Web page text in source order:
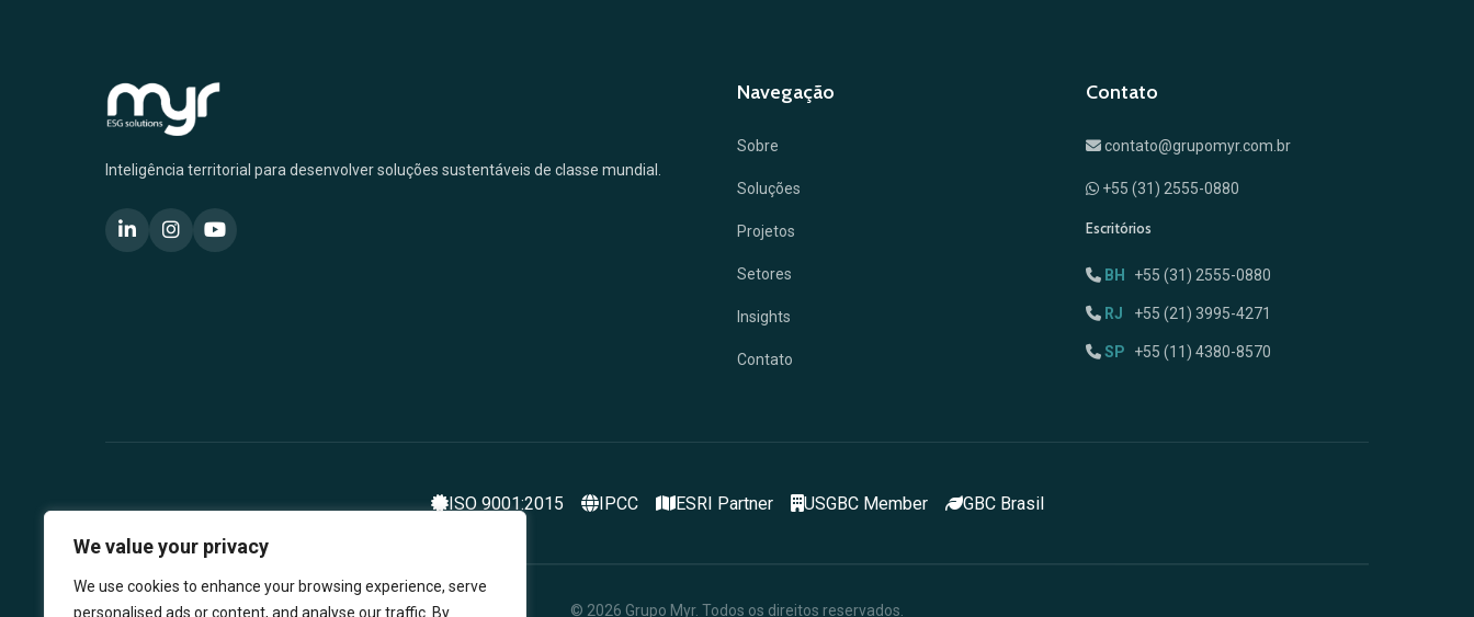
We value your privacy
We use cookies to enhance your browsing experience, serve
personalised ads or content, and analyse our traffic. By
Inteligência territorial para desenvolver soluções sustentáveis de classe mundial.
Navegação
Sobre
Soluções
Projetos
Setores
Insights
Contato
Contato
contato@grupomyr.com.br
+55 (31) 2555-0880
Escritórios
BH +55 (31) 2555-0880
RJ +55 (21) 3995-4271
SP +55 (11) 4380-8570
ISO 9001:2015 IPCC ESRI Partner USGBC Member GBC Brasil
© 2026 Grupo Myr. Todos os direitos reservados.